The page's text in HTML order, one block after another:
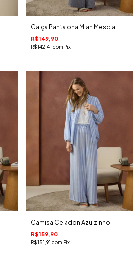
Calça Pantalona Mian Mescla
R$149,90
R$142,41 com Pix
Camisa Celadon Azulzinho
R$159,90
R$151,91 com Pix